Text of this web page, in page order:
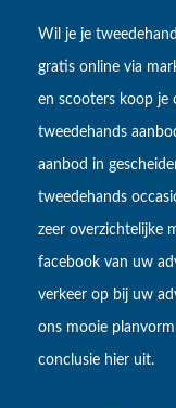
Wil je je
gratis online via
en scooters koop je
tweedehands
aanbod in
tweedehands
zeer overzichtelijke
facebook van uw
verkeer op bij uw
ons mooie
conclusie hier uit.